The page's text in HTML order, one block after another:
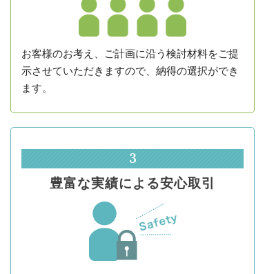
お客様のお考え、ご計画に沿う検討材料をご提
示させていただきますので、納得の選択ができ
ます。
3
豊富な実績による安心取引